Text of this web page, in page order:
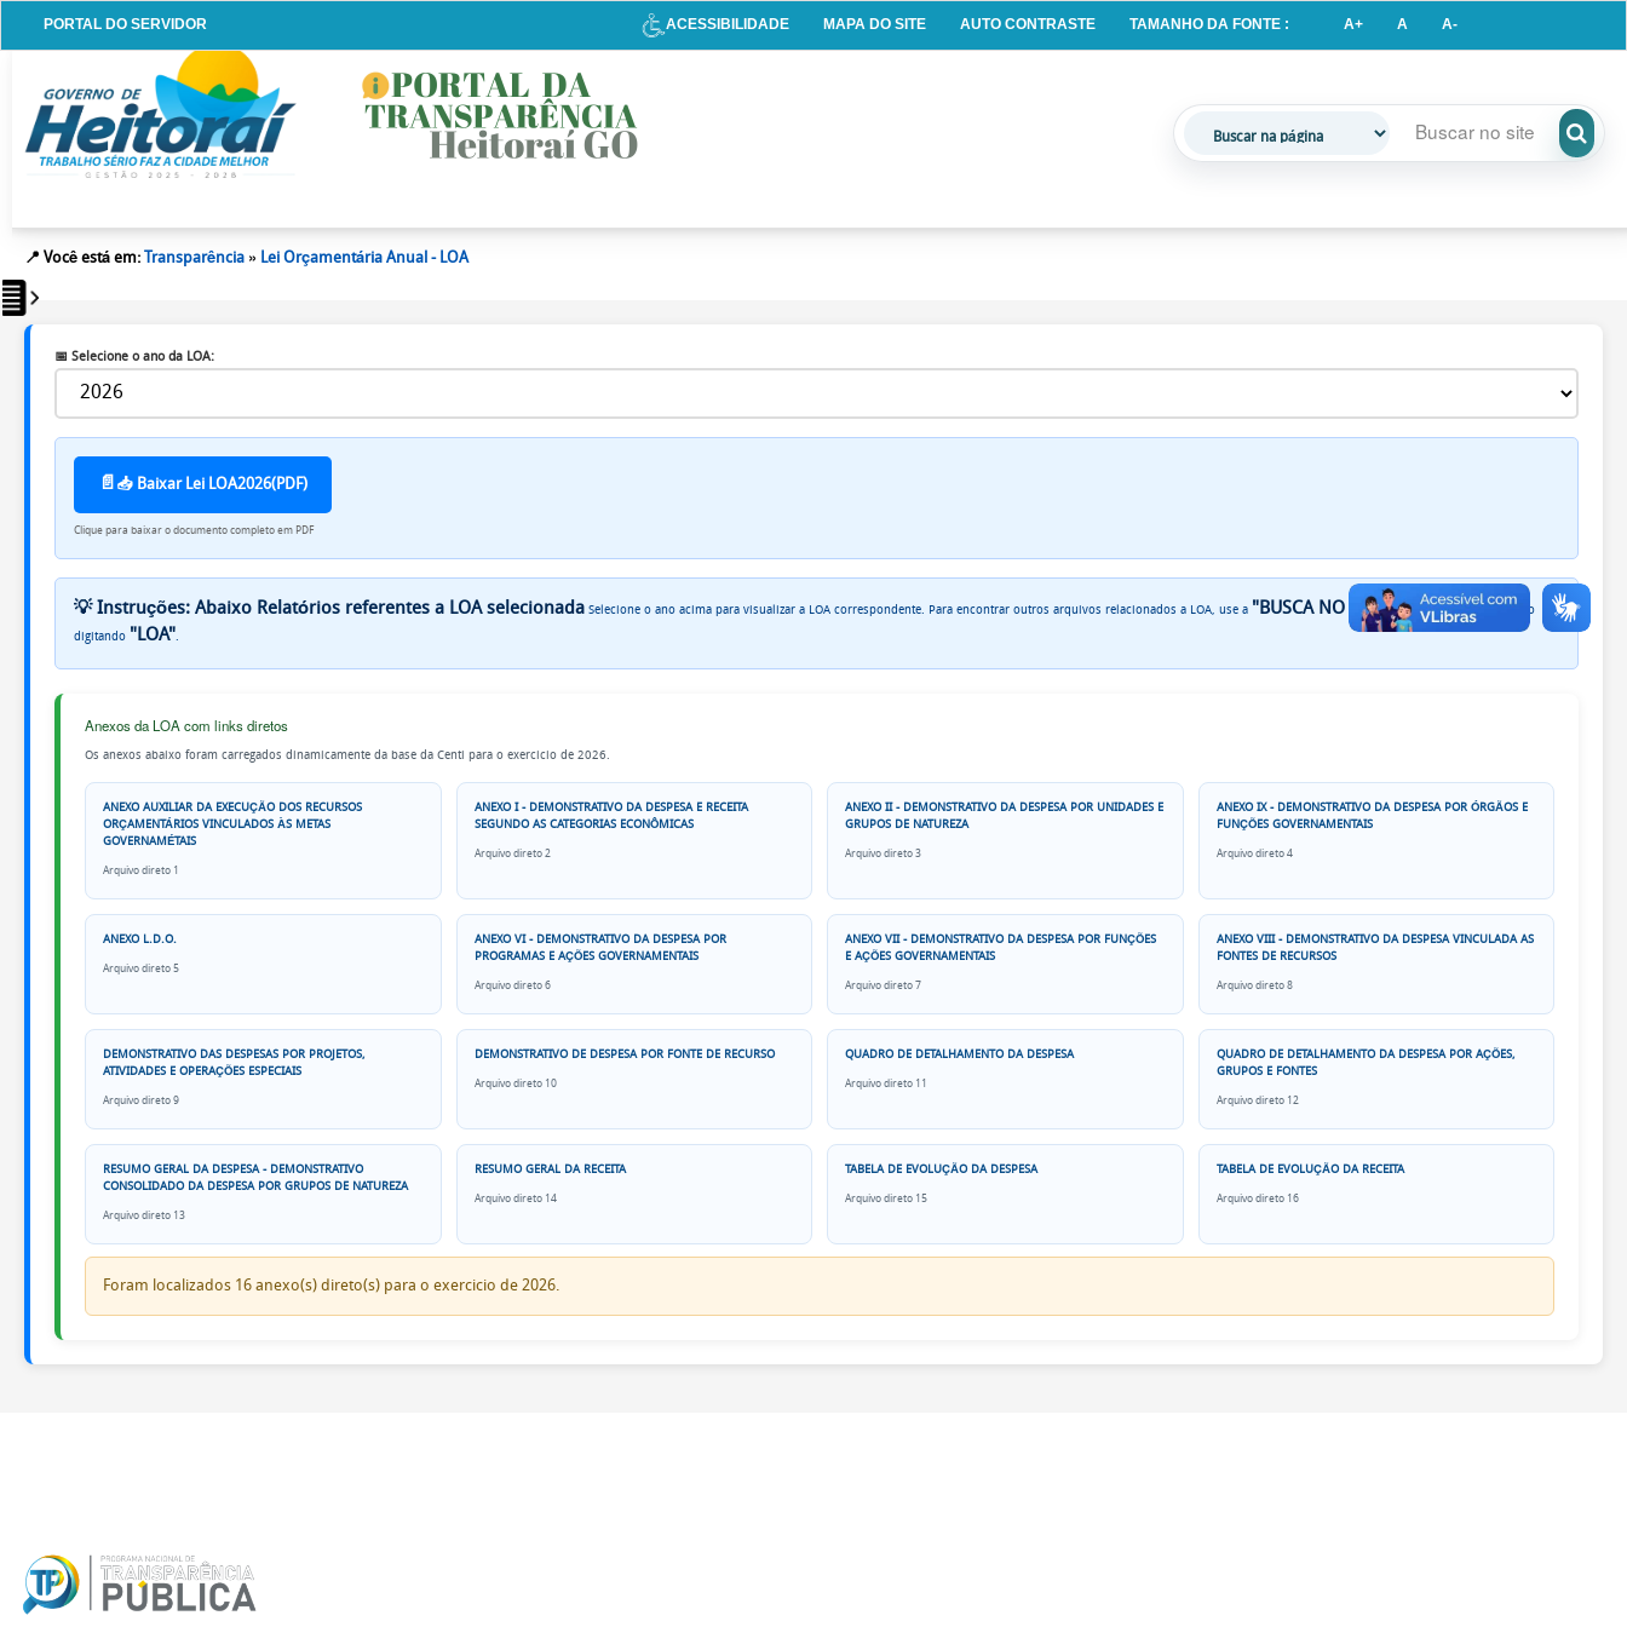
PORTAL DO SERVIDOR ACESSIBILIDADE MAPA DO SITE AUTO CONTRASTE TAMANHO DA FONTE : A+ A A-
ACESSIBILIDADE
AUTO CONTRASTE
TAMANHO DA FONTE :
A+
A A-
TRANSPARÊNCIA
Licitações
Licitações
Busca
detalhada
Adesão
Contratos
Contratos
Contratos
Aditivos
Contratual
Ordem
cronológica
Receitas
Receitas
Detalhadas
Órgão
Despesas
📍 Você está em: Transparência » Lei Orçamentária Anual - LOA
📅 Selecione o ano da LOA:
📥 Baixar Lei LOA2026(PDF)
Clique para baixar o documento completo em PDF
💡 Instruções: Abaixo Relatórios referentes a LOA selecionada Selecione o ano acima para visualizar a LOA correspondente. Para encontrar outros arquivos relacionados a LOA, use a "BUSCA NO SITE"no canto superior direito
digitando "LOA".
Anexos da LOA com links diretos
Os anexos abaixo foram carregados dinamicamente da base da Centi para o exercicio de 2026.
ANEXO AUXILIAR DA EXECUÇÃO DOS RECURSOS
ORÇAMENTÁRIOS VINCULADOS ÀS METAS
GOVERNAMÉTAIS
Arquivo direto 1
ANEXO I - DEMONSTRATIVO DA DESPESA E RECEITA
SEGUNDO AS CATEGORIAS ECONÔMICAS
Arquivo direto 2
ANEXO II - DEMONSTRATIVO DA DESPESA POR UNIDADES E
GRUPOS DE NATUREZA
Arquivo direto 3
ANEXO IX - DEMONSTRATIVO DA DESPESA POR ÓRGÃOS E
FUNÇÕES GOVERNAMENTAIS
Arquivo direto 4
ANEXO L.D.O.
Arquivo direto 5
ANEXO VI - DEMONSTRATIVO DA DESPESA POR
PROGRAMAS E AÇÕES GOVERNAMENTAIS
Arquivo direto 6
ANEXO VII - DEMONSTRATIVO DA DESPESA POR FUNÇÕES
E AÇÕES GOVERNAMENTAIS
Arquivo direto 7
ANEXO VIII - DEMONSTRATIVO DA DESPESA VINCULADA AS
FONTES DE RECURSOS
Arquivo direto 8
DEMONSTRATIVO DAS DESPESAS POR PROJETOS,
ATIVIDADES E OPERAÇÕES ESPECIAIS
Arquivo direto 9
DEMONSTRATIVO DE DESPESA POR FONTE DE RECURSO
Arquivo direto 10
QUADRO DE DETALHAMENTO DA DESPESA
Arquivo direto 11
QUADRO DE DETALHAMENTO DA DESPESA POR AÇÕES,
GRUPOS E FONTES
Arquivo direto 12
RESUMO GERAL DA DESPESA - DEMONSTRATIVO
CONSOLIDADO DA DESPESA POR GRUPOS DE NATUREZA
Arquivo direto 13
RESUMO GERAL DA RECEITA
Arquivo direto 14
TABELA DE EVOLUÇÃO DA DESPESA
Arquivo direto 15
TABELA DE EVOLUÇÃO DA RECEITA
Arquivo direto 16
Foram localizados 16 anexo(s) direto(s) para o exercicio de 2026.